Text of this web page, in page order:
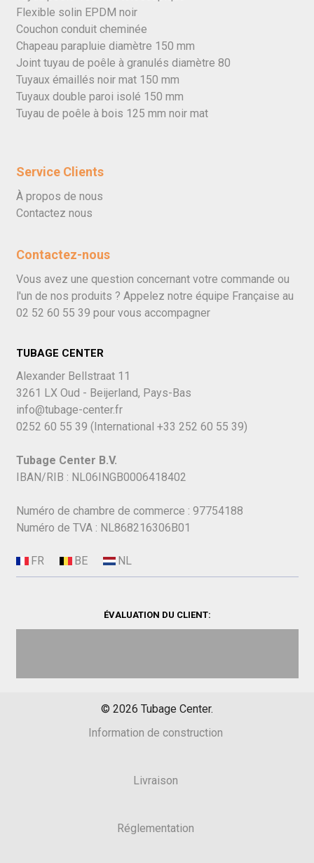
Flexible solin EPDM noir
Couchon conduit cheminée
Chapeau parapluie diamètre 150 mm
Joint tuyau de poêle à granulés diamètre 80
Tuyaux émaillés noir mat 150 mm
Tuyaux double paroi isolé 150 mm
Tuyau de poêle à bois 125 mm noir mat
Service Clients
À propos de nous
Contactez nous
Contactez-nous
Vous avez une question concernant votre commande ou
l'un de nos produits ? Appelez notre équipe Française au
02 52 60 55 39 pour vous accompagner
TUBAGE CENTER
Alexander Bellstraat 11
3261 LX Oud - Beijerland, Pays-Bas
info@tubage-center.fr
0252 60 55 39 (International +33 252 60 55 39)
Tubage Center B.V.
IBAN/RIB : NL06INGB0006418402
Numéro de chambre de commerce : 97754188
Numéro de TVA : NL868216306B01
ÉVALUATION DU CLIENT:
© 2026 Tubage Center.
Information de construction
Livraison
Réglementation